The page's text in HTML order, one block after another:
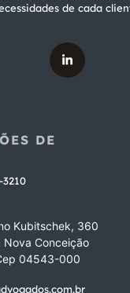
de cada
DE
3210
Kubitschek, 360
Nova Conceição
04543-000